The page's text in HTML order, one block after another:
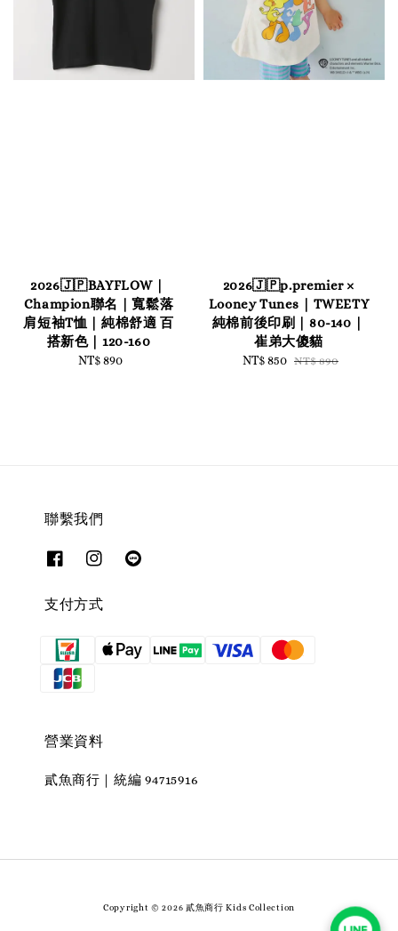
2026🇯🇵BAYFLOW｜
Champion聯名｜寬鬆落
肩短袖T恤｜純棉舒適 百
搭新色｜120-160
Regular
NT$ 890
2026🇯🇵p.premier ×
Looney Tunes｜TWEETY
純棉前後印刷｜80-140｜
崔弟大傻貓
Sale
NT$ 850 Regular
NT$ 890
聯繫我們
支付方式
營業資料
貳魚商行｜統編 94715916
Copyright © 2026 貳魚商行 Kids Collection